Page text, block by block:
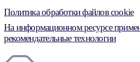
Политика обработки файлов cookie
На информационном ресурсе
рекомендательные технологии